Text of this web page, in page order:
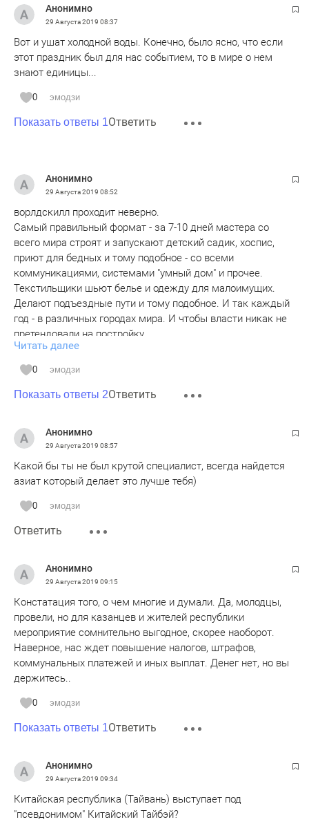
Анонимно
29 Августа 2019 08:37
Вот и ушат холодной воды. Конечно, было ясно, что если
этот праздник был для нас событием, то в мире о нем
знают единицы...
0 эмодзи
Показать ответы 1Ответить
Анонимно
29 Августа 2019 08:52
ворлдскилл проходит неверно.
Самый правильный формат - за 7-10 дней мастера со
всего мира строят и запускают детский садик, хоспис,
приют для бедных и тому подобное - со всеми
коммуникациями, системами "умный дом" и прочее.
Текстильщики шьют белье и одежду для малоимущих.
Делают подъездные пути и тому подобное. И так каждый
год - в различных городах мира. И чтобы власти никак не
претендовали на постройку.
Технологии быстрого и качественного строительства есть.
Так сказать: труд во благо мира и людей!
А что тут? Ну победил тот, кто 40 кирпичей быстрее всех
сложил - правильно и аккуратно. И что? На стройке он
построит - раствор не тот, кирпичи не те, условия труда
далеки от показательной площадки.
быстро складывать кубик Рубика.
Читать далее
0 эмодзи
Показать ответы 2Ответить
Анонимно
29 Августа 2019 08:57
Какой бы ты не был крутой специалист, всегда найдется
азиат который делает это лучше тебя)
0 эмодзи
Ответить
Анонимно
29 Августа 2019 09:15
Констатация того, о чем многие и думали. Да, молодцы,
провели, но для казанцев и жителей республики
мероприятие сомнительно выгодное, скорее наоборот.
Наверное, нас ждет повышение налогов, штрафов,
коммунальных платежей и иных выплат. Денег нет, но вы
держитесь..
0 эмодзи
Показать ответы 1Ответить
Анонимно
29 Августа 2019 09:34
Китайская республика (Тайвань) выступает под
"псевдонимом" Китайский Тайбэй?